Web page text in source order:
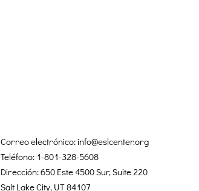
Correo electrónico:info@eslcenter.org
Teléfono: 1-801-328-5608
Dirección: 650 Este 4500 Sur, Suite 220
Salt Lake City, UT 84107